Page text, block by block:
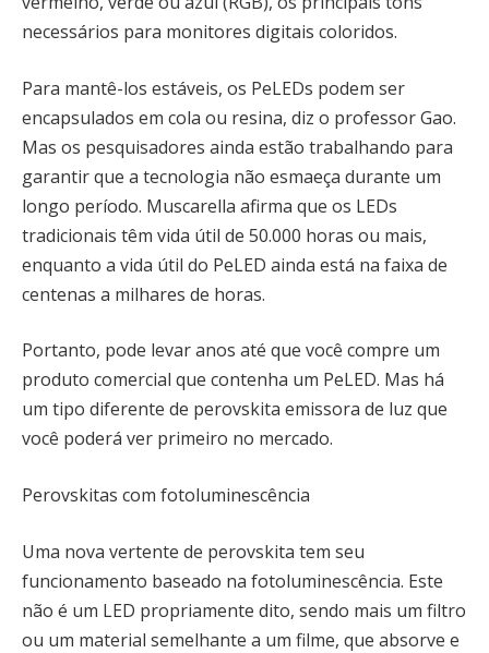
necessários para monitores digitais coloridos.
Para mantê-los estáveis, os PeLEDs podem ser
encapsulados em cola ou resina, diz o professor Gao.
Mas os pesquisadores ainda estão trabalhando para
garantir que a tecnologia não esmaeça durante um
longo período. Muscarella afirma que os LEDs
tradicionais têm vida útil de 50.000 horas ou mais,
enquanto a vida útil do PeLED ainda está na faixa de
centenas a milhares de horas.
Portanto, pode levar anos até que você compre um
produto comercial que contenha um PeLED. Mas há
um tipo diferente de perovskita emissora de luz que
você poderá ver primeiro no mercado.
Perovskitas com fotoluminescência
Uma nova vertente de perovskita tem seu
funcionamento baseado na fotoluminescência. Este
não é um LED propriamente dito, sendo mais um filtro
ou um material semelhante a um filme, que absorve e